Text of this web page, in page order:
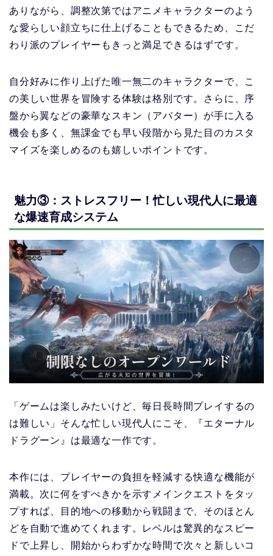
ありながら、調整次第ではアニメキャラクターのよう
な愛らしい顔立ちに仕上げることもできるため、こだ
わり派のプレイヤーもきっと満足できるはずです。
自分好みに作り上げた唯一無二のキャラクターで、こ
の美しい世界を冒険する体験は格別です。さらに、序
盤から翼などの豪華なスキン（アバター）が手に入る
機会も多く、無課金でも早い段階から見た目のカスタ
マイズを楽しめるのも嬉しいポイントです。
魅力③：ストレスフリー！忙しい現代人に最適
な爆速育成システム
「ゲームは楽しみたいけど、毎日長時間プレイするの
は難しい」そんな忙しい現代人にこそ、『エターナル
ドラグーン』は最適な一作です。
本作には、プレイヤーの負担を軽減する快適な機能が
満載。次に何をすべきかを示すメインクエストをタッ
プすれば、目的地への移動から戦闘まで、そのほとん
どを自動で進めてくれます。レベルは驚異的なスピー
ドで上昇し、開始からわずかな時間で次々と新しいコ